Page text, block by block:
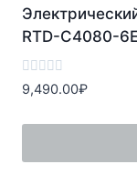
RTD-C4080-
Оценка
0
5
9,490.00₽